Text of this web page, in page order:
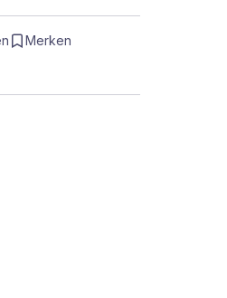
Merken